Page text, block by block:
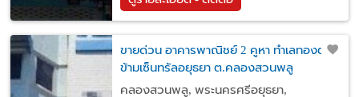
ขายด่วน อาคารพาณิชย์ 2 คูหา ทำเลทองตรง
ข้ามเซ็นทรัลอยุธยา ต.คลองสวนพลู
อ.พระนครศรีอยุธยา จ.พระนครศรีอยุธยา
คลองสวนพลู, พระนครศรีอยุธยา,